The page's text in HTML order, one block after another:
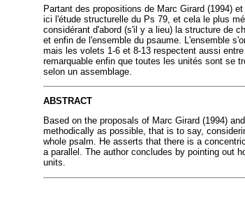
Partant des propositions de Marc Girard (1994)
ici l'étude structurelle du Ps 79, et cela le plus
considérant d'abord (s'il y a lieu) la structure de
et enfin de l'ensemble du psaume. L'ensemble
mais les volets 1-6 et 8-13 respectent aussi
remarquable enfin que toutes les unités sont se
selon un assemblage.
ABSTRACT
Based on the proposals of Marc Girard (1994)
methodically as possible, that is to say,
whole psalm. He asserts that there is a
a parallel. The author concludes by pointing out
units.